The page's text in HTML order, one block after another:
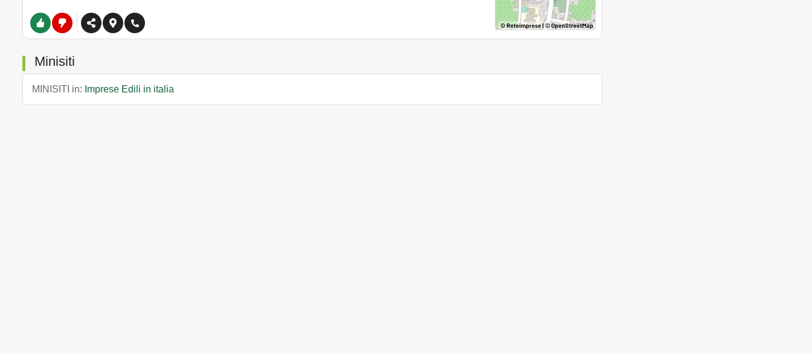
Minisiti
MINISITI in: Imprese Edili in italia